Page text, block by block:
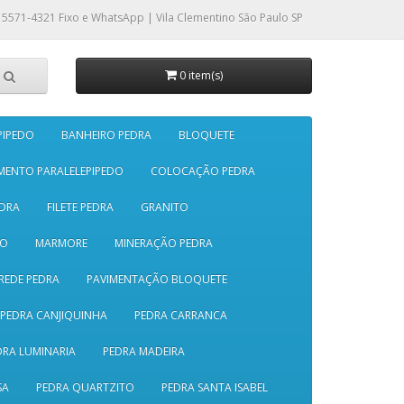
4321 Fixo e WhatsApp | Vila Clementino São Paulo SP
0 item(s)
BANHEIRO PEDRA BLOQUETE
PARALELEPIPEDO COLOCAÇÃO PEDRA
FILETE PEDRA GRANITO
MARMORE MINERAÇÃO PEDRA
PEDRA PAVIMENTAÇÃO BLOQUETE
PEDRA CANJIQUINHA PEDRA CARRANCA
LUMINARIA PEDRA MADEIRA
PEDRA QUARTZITO PEDRA SANTA ISABEL